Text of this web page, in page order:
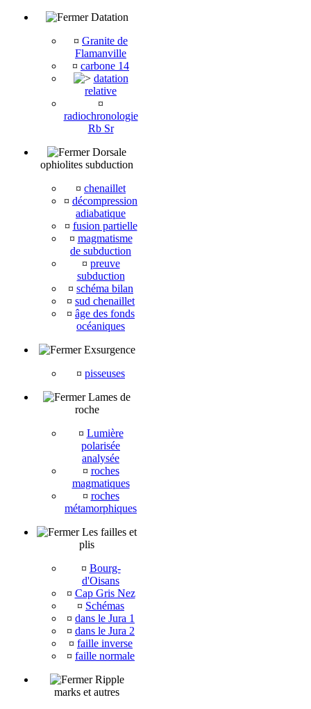
Datation
¤ Granite de
Flamanville
¤ carbone 14
datation
relative
¤
radiochronologie
Rb Sr
Dorsale
ophiolites subduction
¤ chenaillet
¤ décompression
adiabatique
¤ fusion partielle
¤ magmatisme
de subduction
¤ preuve
subduction
¤ schéma bilan
¤ sud chenaillet
¤ âge des fonds
océaniques
Exsurgence
¤ pisseuses
Lames de
roche
¤ Lumière
polarisée
analysée
¤ roches
magmatiques
¤ roches
métamorphiques
Les failles et
plis
¤ Bourg-
d'Oisans
¤ Cap Gris Nez
¤ Schémas
¤ dans le Jura 1
¤ dans le Jura 2
¤ faille inverse
¤ faille normale
Ripple
marks et autres